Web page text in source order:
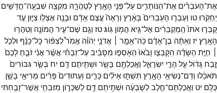
אֶת־הָעֹבְרִ֗ים אֶת־הַנּוֹתָרִ֛ים עַל־פְּנֵ֥י הָאָ֖רֶץלְטַֽהֲרָ֑הּ מִקְצֵ֥ה שִׁבְעָֽה־חֳדָשִׁ֖ים
יַחְקֹֽרוּ׃טו וְעָבְר֤וּ הָעֹֽבְרִים֙ בָּאָ֔רֶץ וְרָאָה֙עֶ֣צֶם אָדָ֔ם וּבָנָ֥ה אֶצְל֖וֹ צִיּ֑וּן עַ֣ד
קָבְר֤וּאֹתוֹ֙ הַֽמְקַבְּרִ֔ים אֶל־גֵּ֖יא הֲמ֥וֹן גּֽוֹג׃טז וְגַ֥ם שֶׁם־עִ֛יר הֲמוֹנָ֖ה וְטִהֲר֥וּ
הָאָֽרֶץ׃ יז וְאַתָּ֨ה בֶן־אָדָ֜ם כֹּֽה־אָמַ֣ר ׀ אֲדֹנָ֣י יְהֹוִ֗ה אֱמֹר֩לְצִפּ֨וֹרכָּל־כָּנָ֜ף וּלְכֹ֣ל
חַיַּ֣ת הַשָּׂדֶ֗ה הִקָּבְצ֤וּ וָבֹ֙אוּ֙ הֵאָסְפ֣וּ מִסָּבִ֔יבעַל־זִבְחִ֗י אֲשֶׁ֨ראֲנִ֜י זֹבֵ֤חַ לָכֶם֙
זֶ֣בַח גָּד֔וֹלעַ֖ל הָרֵ֣י יִשְׂרָאֵ֑ל וַאֲכַלְתֶּ֥ם בָּשָׂ֖ר וּשְׁתִ֥יתֶם דָּֽם׃ יח בְּשַׂ֤רגִּבּוֹרִים֙
תֹּאכֵ֔לוּ וְדַם־נְשִׂיאֵ֥י הָאָ֖רֶץ תִּשְׁתּ֑וּאֵילִ֨ים כָּרִ֤ים וְעַתּוּדִים֙ פָּרִ֔ים מְרִיאֵ֥י בָשָׁ֖ן
כֻּלָּֽם׃ יט וַאֲכַלְתֶּם־חֵ֣לֶבלְשָׂבְעָ֔ה וּשְׁתִ֥יתֶם דָּ֖ם לְשִׁכָּר֑וֹן מִזִּבְחִ֖י אֲשֶׁר־זָבַ֥חְתִּי